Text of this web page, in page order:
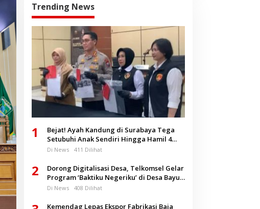
Trending News
1
Bejat! Ayah Kandung di Surabaya Tega
Setubuhi Anak Sendiri Hingga Hamil 4
Bulan
Di News 411 Dilihat
2
Dorong Digitalisasi Desa, Telkomsel Gelar
Program ‘Baktiku Negeriku’ di Desa Bayu
Banyuwangi
Di News 408 Dilihat
Kemendag Lepas Ekspor Fabrikasi Baja